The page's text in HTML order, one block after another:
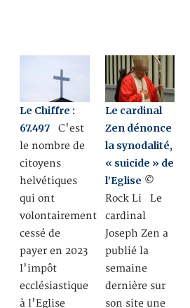
Le Chiffre :
67.497 C'est
le nombre de
citoyens
helvétiques
qui ont
volontairement
cessé de
payer en 2023
l'impôt
ecclésiastique
à l'Eglise
Le cardinal
Zen dénonce
la synodalité,
« suicide » de
l’Eglise ©
Rock Li Le
cardinal
Joseph Zen a
publié la
semaine
dernière sur
son site une